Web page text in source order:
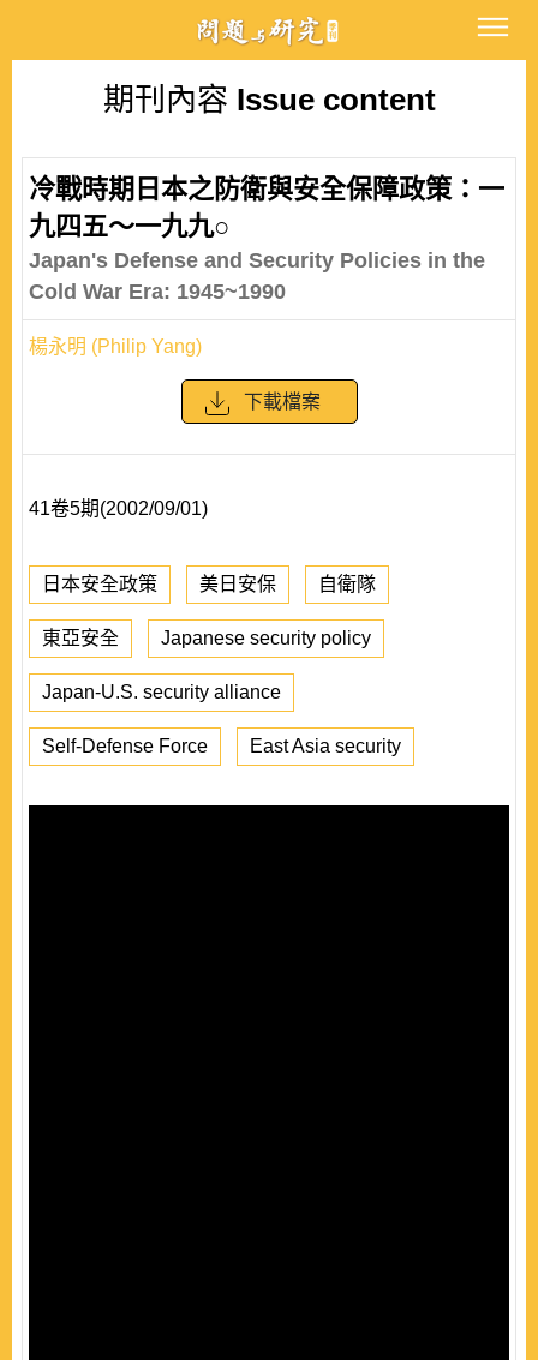
期刊內容 Issue content
冷戰時期日本之防衛與安全保障政策：一
九四五～一九九○
Japan's Defense and Security Policies in the
Cold War Era: 1945~1990
楊永明 (Philip Yang)
下載檔案
41卷5期(2002/09/01)
日本安全政策 美日安保 自衛隊
東亞安全 Japanese security policy
Japan-U.S. security alliance
Self-Defense Force East Asia security